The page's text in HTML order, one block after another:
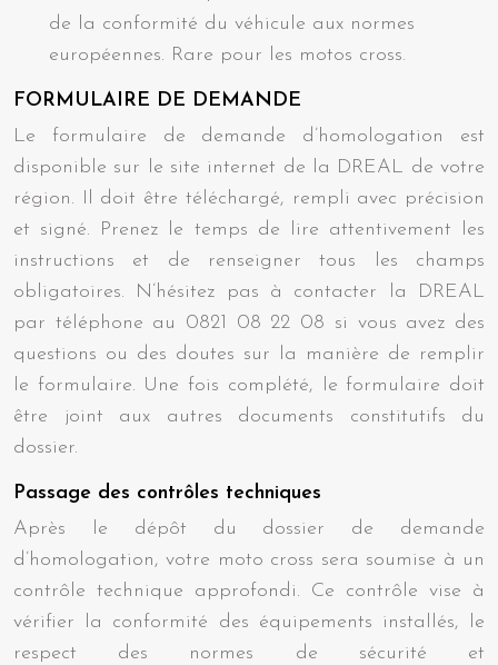
de la conformité du véhicule aux normes
européennes. Rare pour les motos cross.
FORMULAIRE DE DEMANDE
Le formulaire de demande d’homologation est
disponible sur le site internet de la DREAL de votre
région. Il doit être téléchargé, rempli avec précision
et signé. Prenez le temps de lire attentivement les
instructions et de renseigner tous les champs
obligatoires. N’hésitez pas à contacter la DREAL
par téléphone au 0821 08 22 08 si vous avez des
questions ou des doutes sur la manière de remplir
le formulaire. Une fois complété, le formulaire doit
être joint aux autres documents constitutifs du
dossier.
Passage des contrôles techniques
Après le dépôt du dossier de demande
d’homologation, votre moto cross sera soumise à un
contrôle technique approfondi. Ce contrôle vise à
vérifier la conformité des équipements installés, le
respect des normes de sécurité et